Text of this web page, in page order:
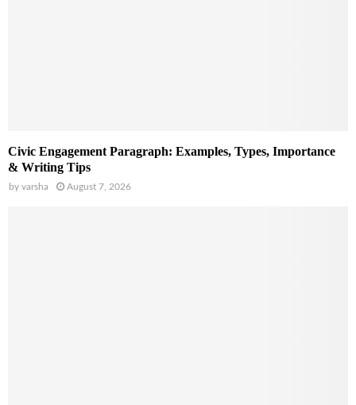
Civic Engagement Paragraph: Examples, Types, Importance
& Writing Tips
by varsha August 7, 2026